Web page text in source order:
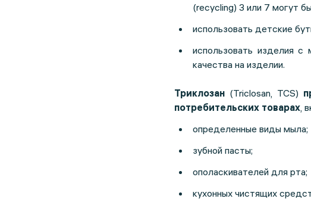
(recycling) 3 или 7 могут
использовать детские
использовать изделия
качества на изделии.
Триклозан(Triclosan, TCS)
потребительских товарах,
определенные виды мыла;
зубной пасты;
ополаскивателей для рта;
кухонных чистящих